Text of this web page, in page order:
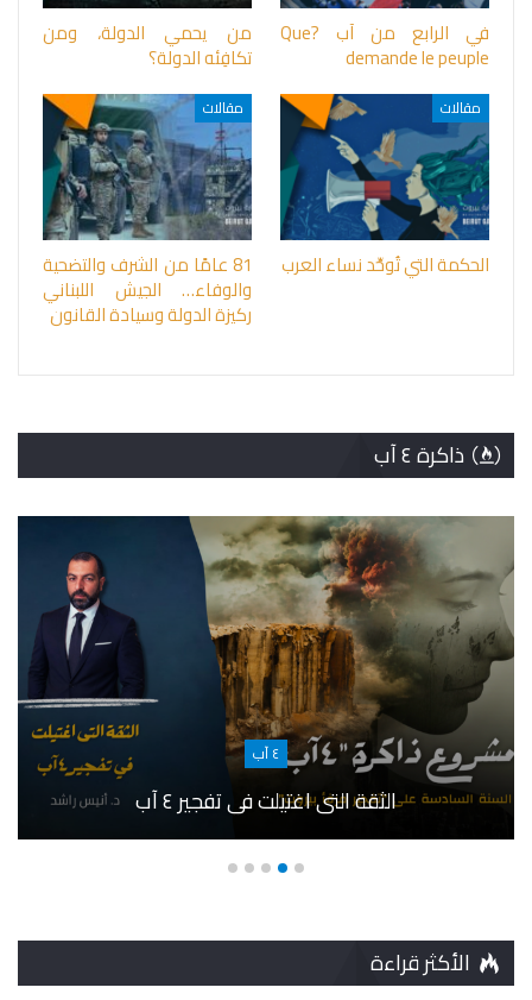
في الرابع من آب ?Que
demande le peuple
من يحمي الدولة، ومن
تكافِئه الدولة؟
مقالات
الحكمة التي تُوحِّد نساء العرب
مقالات
81 عامًا من الشرف والتضحية
والوفاء… الجيش اللبناني
ركيزة الدولة وسيادة القانون
ذاكرة ٤ آب
٤ آب
الثقة التى اغتيلت في تفجير ٤ آب
الأكثر قراءة